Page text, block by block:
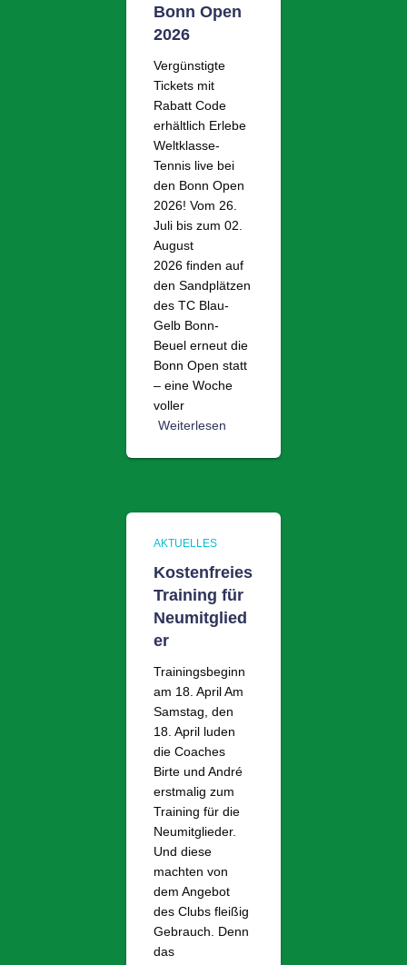
Bonn Open
2026
Vergünstigte
Tickets mit
Rabatt Code
erhältlich Erlebe
Weltklasse-
Tennis live bei
den Bonn Open
2026! Vom 26.
Juli bis zum 02.
August
2026 finden auf
den Sandplätzen
des TC Blau-
Gelb Bonn-
Beuel erneut die
Bonn Open statt
– eine Woche
voller
Weiterlesen
AKTUELLES
Kostenfreies
Training für
Neumitglied
er
Trainingsbeginn
am 18. April Am
Samstag, den
18. April luden
die Coaches
Birte und André
erstmalig zum
Training für die
Neumitglieder.
Und diese
machten von
dem Angebot
des Clubs fleißig
Gebrauch. Denn
das